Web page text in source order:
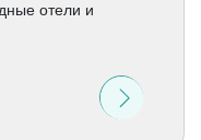
отели и